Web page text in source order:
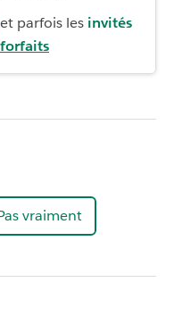
et parfois les invités
vraiment